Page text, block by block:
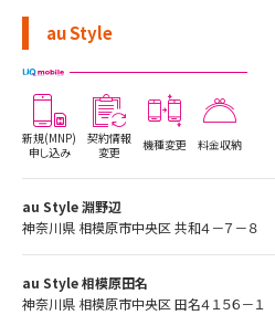
au Style
新規(MNP)
申し込み
契約情報
変更
機種変更 料金収納
au Style 淵野辺
神奈川県 相模原市中央区 共和４－７－８
au Style 相模原田名
神奈川県 相模原市中央区 田名４１５６－１